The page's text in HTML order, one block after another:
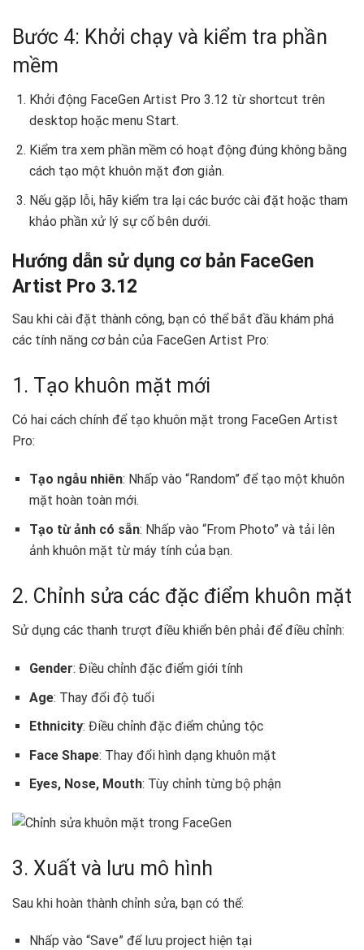
Bước 4: Khởi chạy và kiểm tra phần
mềm
Khởi động FaceGen Artist Pro 3.12 từ shortcut trên
desktop hoặc menu Start.
Kiểm tra xem phần mềm có hoạt động đúng không bằng
cách tạo một khuôn mặt đơn giản.
Nếu gặp lỗi, hãy kiểm tra lại các bước cài đặt hoặc tham
khảo phần xử lý sự cố bên dưới.
Hướng dẫn sử dụng cơ bản FaceGen
Artist Pro 3.12
Sau khi cài đặt thành công, bạn có thể bắt đầu khám phá
các tính năng cơ bản của FaceGen Artist Pro:
1. Tạo khuôn mặt mới
Có hai cách chính để tạo khuôn mặt trong FaceGen Artist
Pro:
Tạo ngẫu nhiên: Nhấp vào “Random” để tạo một khuôn
mặt hoàn toàn mới.
Tạo từ ảnh có sẵn: Nhấp vào “From Photo” và tải lên
ảnh khuôn mặt từ máy tính của bạn.
2. Chỉnh sửa các đặc điểm khuôn mặt
Sử dụng các thanh trượt điều khiển bên phải để điều chỉnh:
Gender: Điều chỉnh đặc điểm giới tính
Age: Thay đổi độ tuổi
Ethnicity: Điều chỉnh đặc điểm chủng tộc
Face Shape: Thay đổi hình dạng khuôn mặt
Eyes, Nose, Mouth: Tùy chỉnh từng bộ phận
3. Xuất và lưu mô hình
Sau khi hoàn thành chỉnh sửa, bạn có thể:
Nhấp vào “Save” để lưu project hiện tại